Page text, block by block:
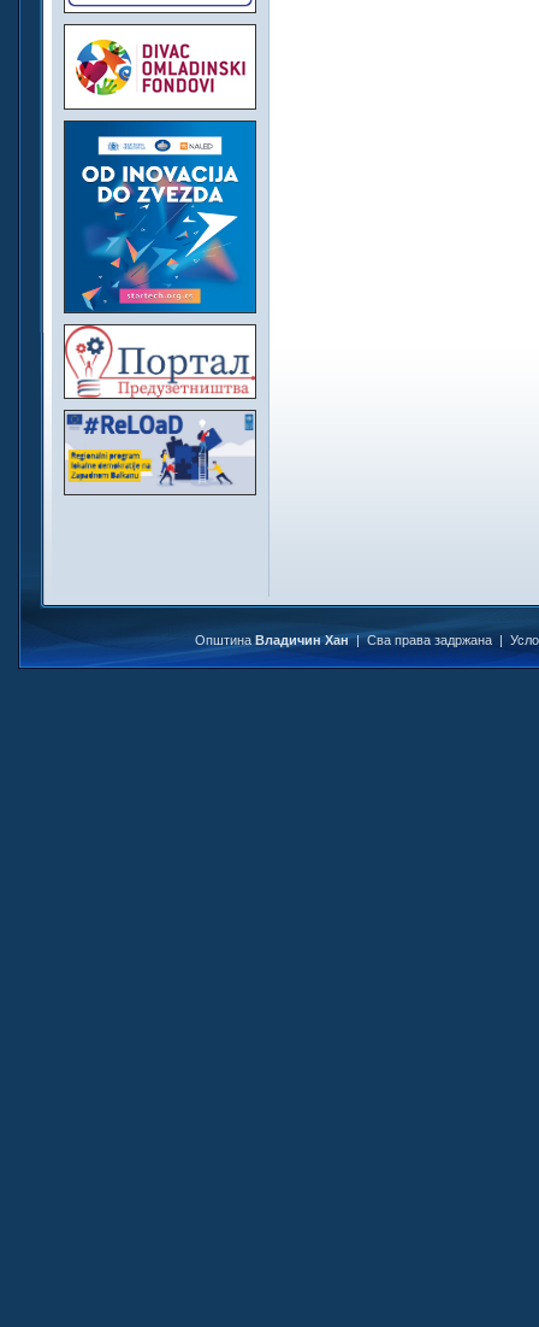
Општина Владичин Хан| Сва права задржана |